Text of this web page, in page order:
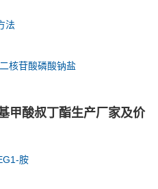
法
核苷酸磷酸钠盐
甲酸叔丁酯生产厂家及价
胺